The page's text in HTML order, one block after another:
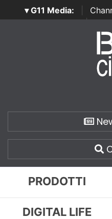
▾ G11 Media:
SecurityOpenLab |
PRODOTTI
DIGITAL LIFE